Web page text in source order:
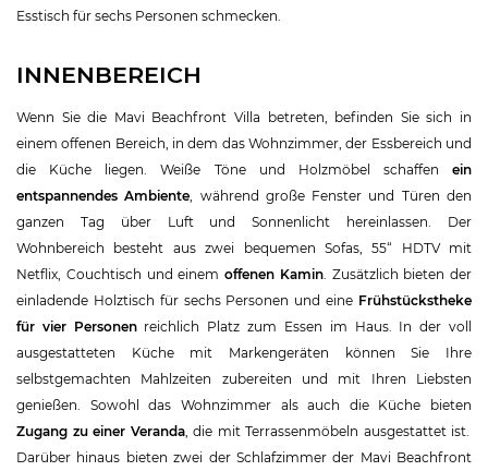
Esstisch für sechs Personen schmecken.
INNENBEREICH
Wenn Sie die Mavi Beachfront Villa betreten, befinden Sie sich in
einem offenen Bereich, in dem das Wohnzimmer, der Essbereich und
die Küche liegen. Weiße Töne und Holzmöbel schaffen ein
entspannendes Ambiente , während große Fenster und Türen den
ganzen Tag über Luft und Sonnenlicht hereinlassen. Der
Wohnbereich besteht aus zwei bequemen Sofas, 55“ HDTV mit
Netflix, Couchtisch und einem offenen Kamin. Zusätzlich bieten der
einladende Holztisch für sechs Personen und eine Frühstückstheke
für vier Personenreichlich Platz zum Essen im Haus. In der voll
ausgestatteten Küche mit Markengeräten können Sie Ihre
selbstgemachten Mahlzeiten zubereiten und mit Ihren Liebsten
genießen. Sowohl das Wohnzimmer als auch die Küche bieten
Zugang zu einer Veranda, die mit Terrassenmöbeln ausgestattet ist.
Darüber hinaus bieten zwei der Schlafzimmer der Mavi Beachfront